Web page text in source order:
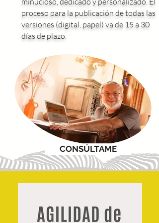
proceso para la publicación de todas las
versiones (digital, papel) va de 15 a 30
días de plazo.
CONSÚLTAME